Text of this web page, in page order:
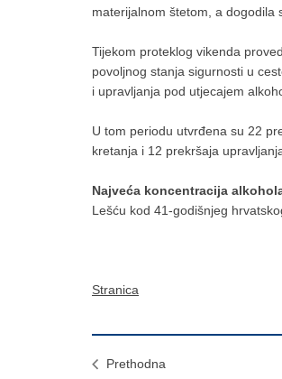
materijalnom štetom, a dogodila
Tijekom proteklog vikenda
povoljnog stanja sigurnosti u
i upravljanja pod utjecajem
U tom periodu utvrđena su 22
kretanja i 12 prekršaja
Najveća koncentracija
Lešću kod 41-godišnjeg
Stranica
Prethodna